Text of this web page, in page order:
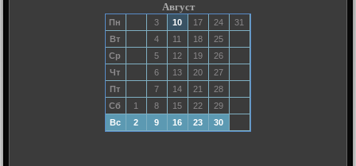
Август
Пн 3 10 17 24
31
Вт
4 11 18
25
Ср
5 12 19
26
Чт
6 13 20
27
Пт
7 14 21
28
Сб
1 8 15 22
29
Вс
2 9 16 23 30